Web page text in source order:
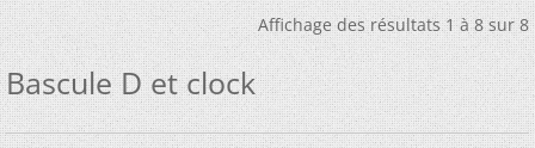
Affichage des résultats 1 à 8 sur 8
Bascule D et clock